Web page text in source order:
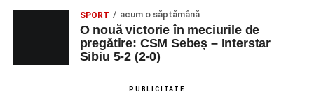
SPORT acum o săptămână
O nouă victorie în meciurile de
pregătire: CSM Sebeș – Interstar
Sibiu 5-2 (2-0)
PUBLICITATE